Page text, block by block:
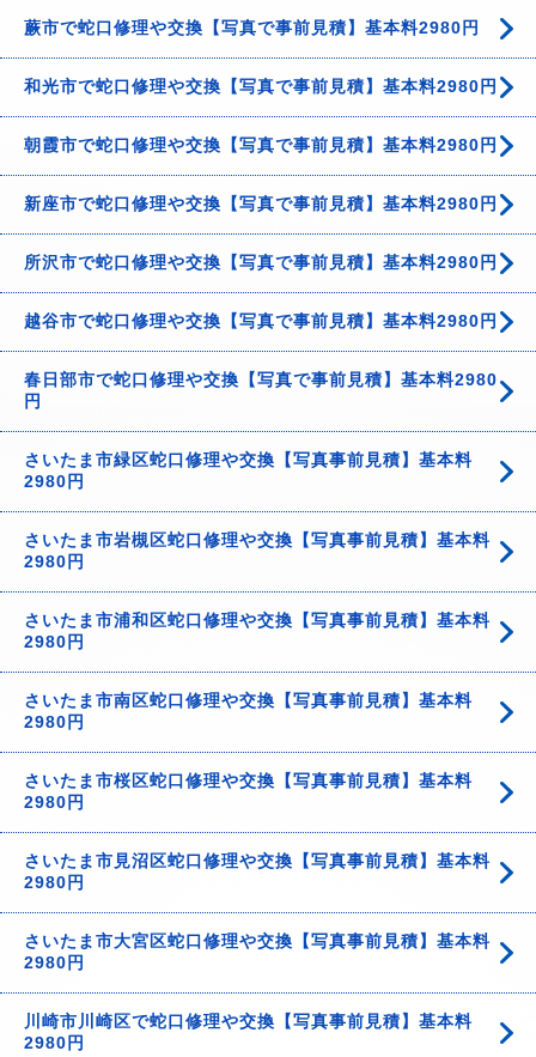
蕨市で蛇口修理や交換【写真で事前見積】基本料2980円
和光市で蛇口修理や交換【写真で事前見積】基本料2980円
朝霞市で蛇口修理や交換【写真で事前見積】基本料2980円
新座市で蛇口修理や交換【写真で事前見積】基本料2980円
所沢市で蛇口修理や交換【写真で事前見積】基本料2980円
越谷市で蛇口修理や交換【写真で事前見積】基本料2980円
春日部市で蛇口修理や交換【写真で事前見積】基本料2980
円
さいたま市緑区蛇口修理や交換【写真事前見積】基本料
2980円
さいたま市岩槻区蛇口修理や交換【写真事前見積】基本料
2980円
さいたま市浦和区蛇口修理や交換【写真事前見積】基本料
2980円
さいたま市南区蛇口修理や交換【写真事前見積】基本料
2980円
さいたま市桜区蛇口修理や交換【写真事前見積】基本料
2980円
さいたま市見沼区蛇口修理や交換【写真事前見積】基本料
2980円
さいたま市大宮区蛇口修理や交換【写真事前見積】基本料
2980円
川崎市川崎区で蛇口修理や交換【写真事前見積】基本料
2980円